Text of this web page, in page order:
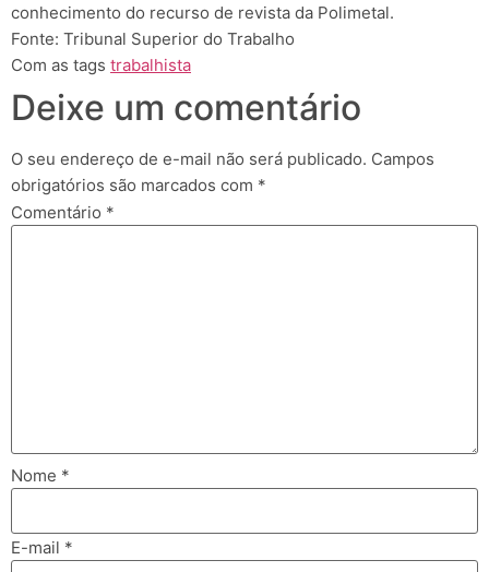
conhecimento do recurso de revista da Polimetal.
Fonte: Tribunal Superior do Trabalho
Com as tags trabalhista
Deixe um comentário
O seu endereço de e-mail não será publicado. Campos
obrigatórios são marcados com *
Comentário *
Nome *
E-mail *